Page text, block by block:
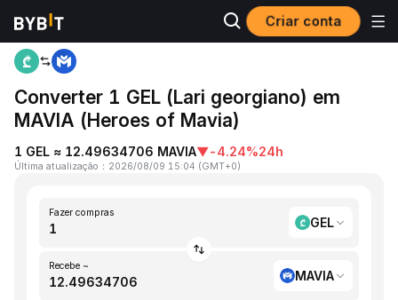
Criar conta
Página inicial
Converter 1 GEL (Lari georgiano) em
MAVIA (Heroes of Mavia)
1 GEL ≈ 12.49634706 MAVIA▼-4.24%24h
Última atualização ： 2026/08/09 15:04 (GMT+0)
Fazer compras
GEL
Recebe ~
MAVIA